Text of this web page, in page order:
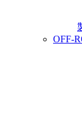
OFF-